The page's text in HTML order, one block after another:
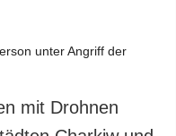
Politik zur
personenbezogener
Daten
mit Drohnen